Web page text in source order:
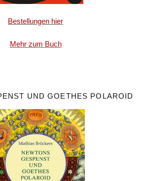
Bestellungen hier
Mehr zum Buch
UND GOETHES POLAROID